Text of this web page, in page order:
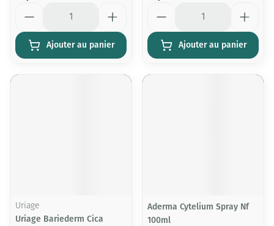
Ajouter au panier Ajouter au panier
Uriage
Uriage Bariederm Cica
Aderma Cytelium Spray Nf
100ml